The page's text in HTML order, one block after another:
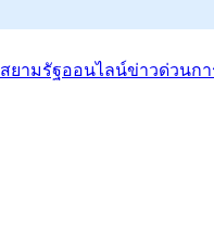
สยามรัฐออนไลน์ข่าวด่วนก